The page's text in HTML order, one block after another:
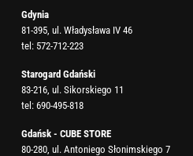
Gdynia
81-395, ul. Władysława IV 46
tel: 572-712-223
Starogard Gdański
83-216, ul. Sikorskiego 11
tel: 690-495-818
Gdańsk - CUBE STORE
80-280, ul. Antoniego Słonimskiego 7